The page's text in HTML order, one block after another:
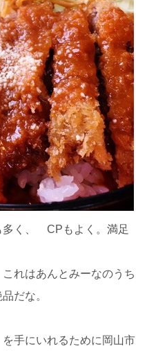
多く、 CPもよく。満足
れはあんとみーなのうち
だな。
手にいれるために岡山市